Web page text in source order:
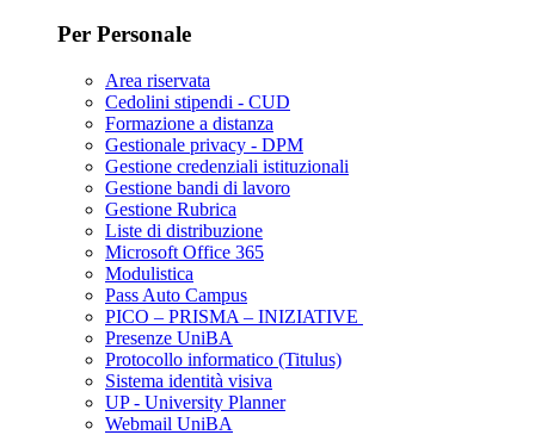
Per Personale
Area riservata
Cedolini stipendi - CUD
Formazione a distanza
Gestionale privacy - DPM
Gestione credenziali istituzionali
Gestione bandi di lavoro
Gestione Rubrica
Liste di distribuzione
Microsoft Office 365
Modulistica
Pass Auto Campus
PICO – PRISMA – INIZIATIVE
Presenze UniBA
Protocollo informatico (Titulus)
Sistema identità visiva
UP - University Planner
Webmail UniBA